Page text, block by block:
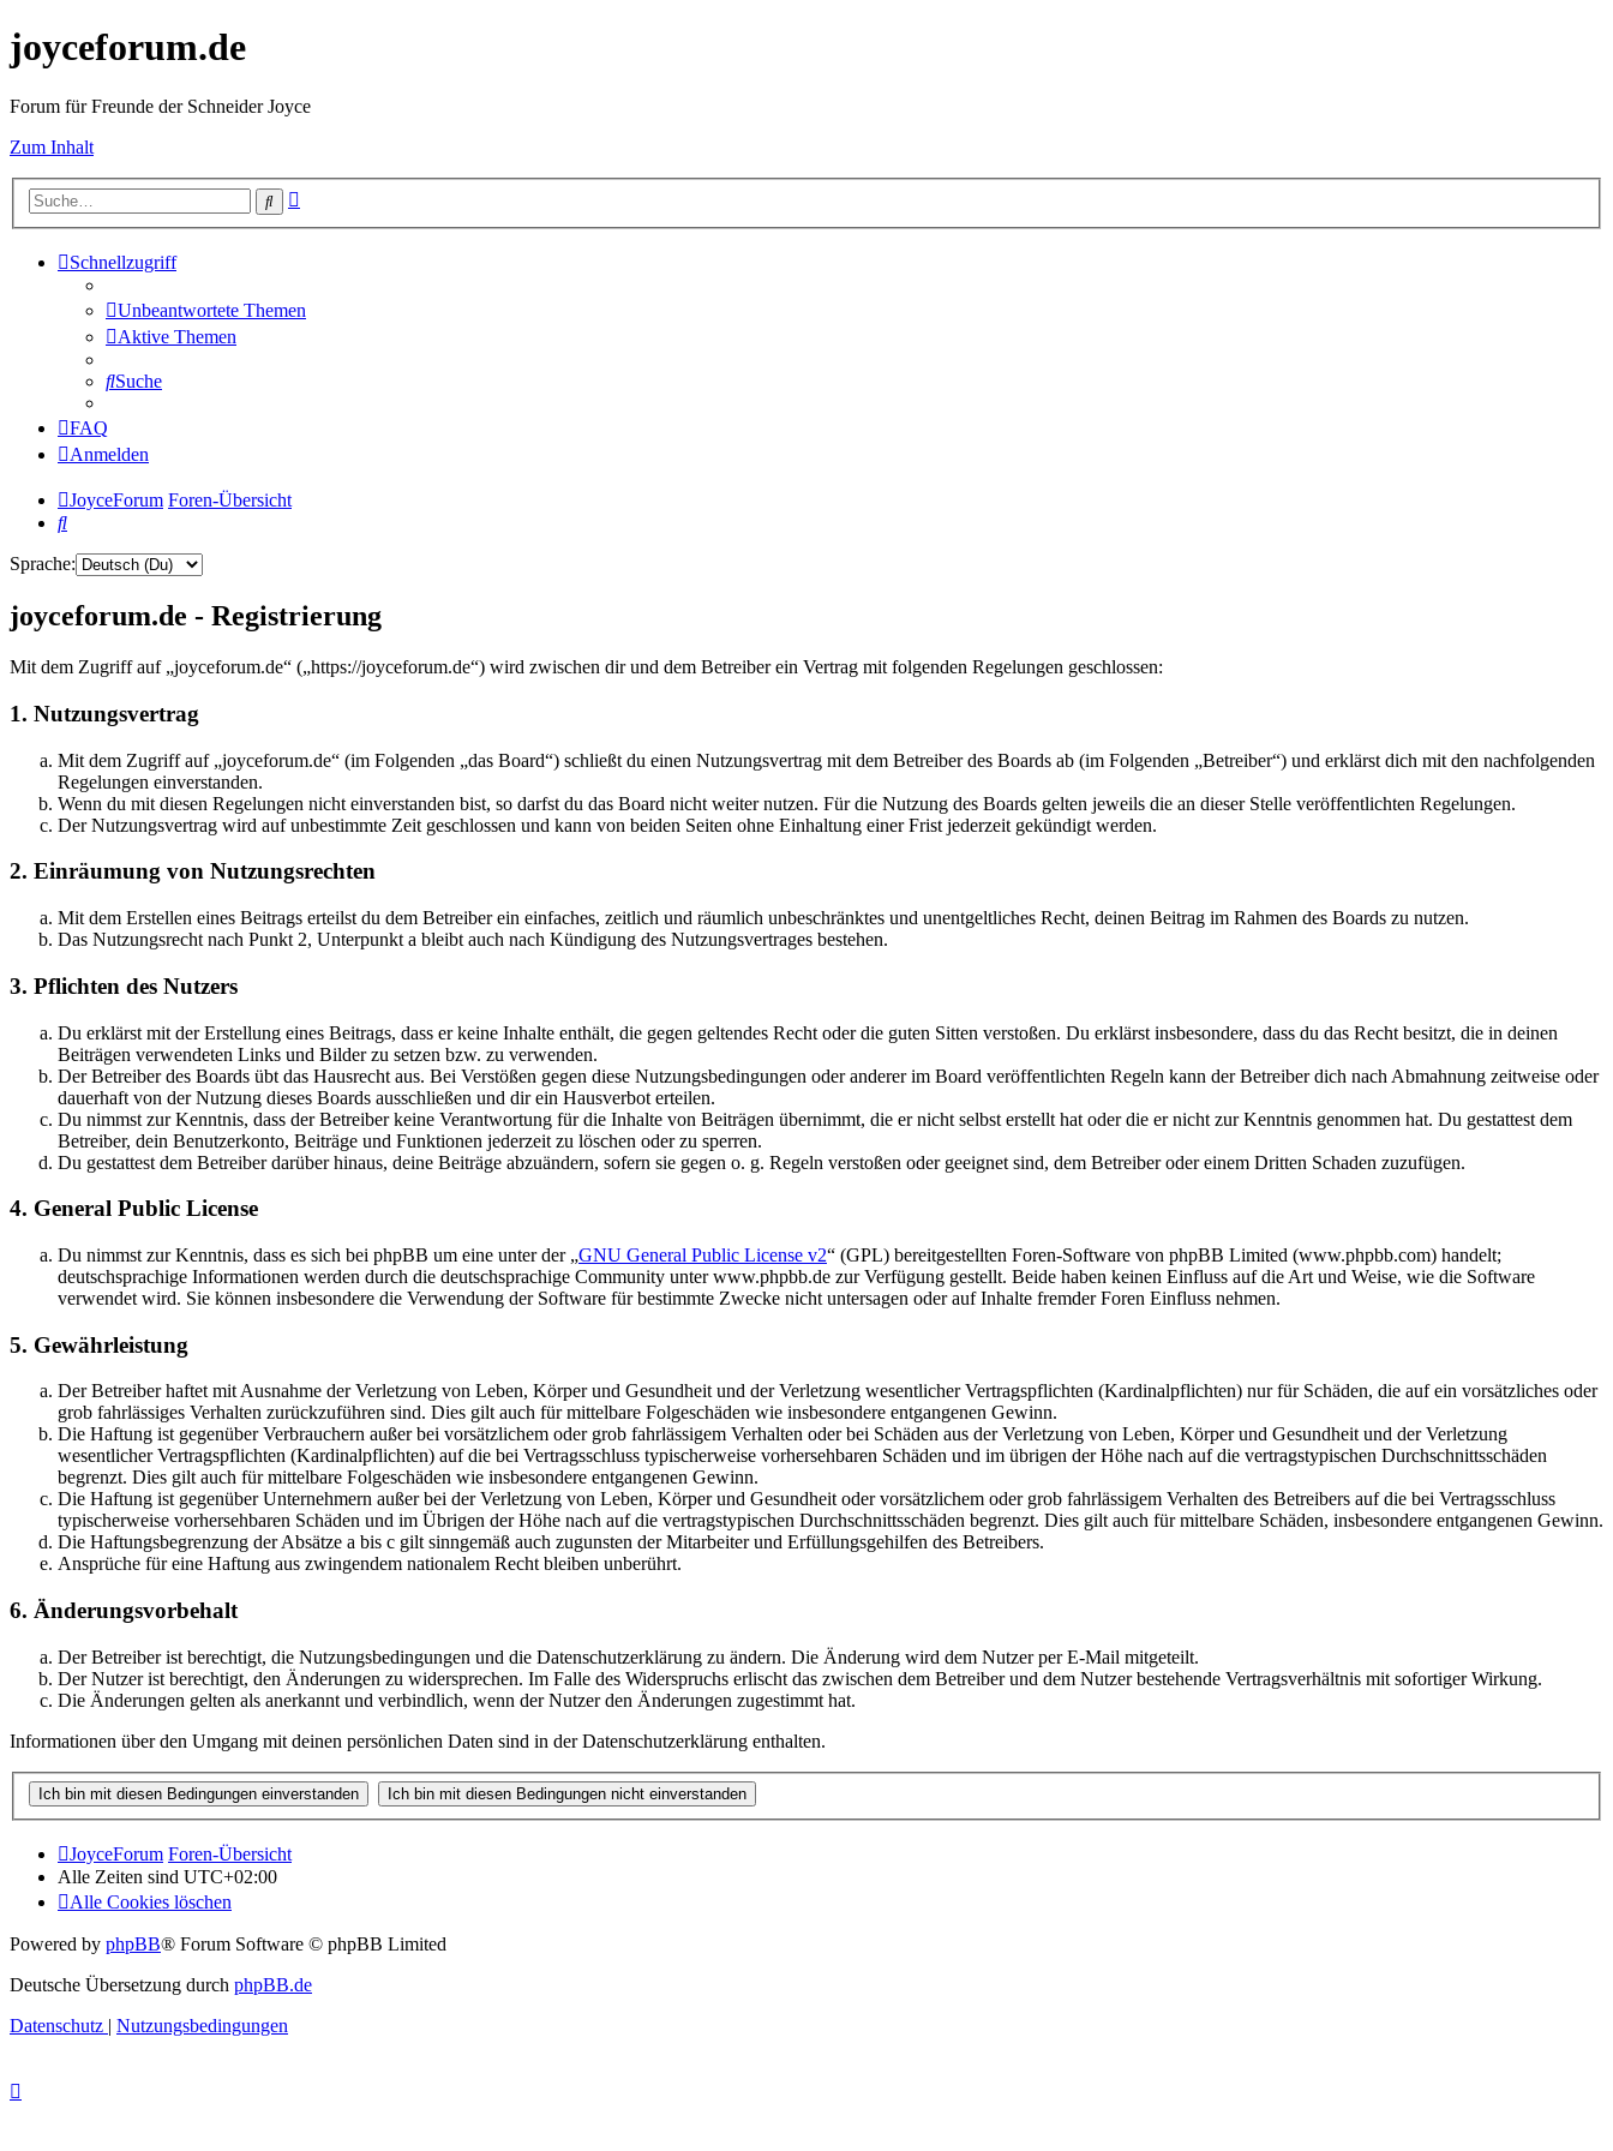
joyceforum.de
Forum für Freunde der Schneider Joyce
Zum Inhalt
Suche
Schnellzugriff
Unbeantwortete Themen
Aktive Themen
Suche
FAQ
Anmelden
JoyceForum Foren-Übersicht
Suche
Sprache:
joyceforum.de - Registrierung
Mit dem Zugriff auf „joyceforum.de“ („https://joyceforum.de“) wird zwischen dir und dem Betreiber ein Vertrag mit folgenden Regelungen geschlossen:
1. Nutzungsvertrag
Mit dem Zugriff auf „joyceforum.de“ (im Folgenden „das Board“) schließt du einen Nutzungsvertrag mit dem Betreiber des Boards ab (im Folgenden „Betreiber“) und erklärst dich mit den nachfolgenden
Regelungen einverstanden.
Wenn du mit diesen Regelungen nicht einverstanden bist, so darfst du das Board nicht weiter nutzen. Für die Nutzung des Boards gelten jeweils die an dieser Stelle veröffentlichten Regelungen.
Der Nutzungsvertrag wird auf unbestimmte Zeit geschlossen und kann von beiden Seiten ohne Einhaltung einer Frist jederzeit gekündigt werden.
2. Einräumung von Nutzungsrechten
Mit dem Erstellen eines Beitrags erteilst du dem Betreiber ein einfaches, zeitlich und räumlich unbeschränktes und unentgeltliches Recht, deinen Beitrag im Rahmen des Boards zu nutzen.
Das Nutzungsrecht nach Punkt 2, Unterpunkt a bleibt auch nach Kündigung des Nutzungsvertrages bestehen.
3. Pflichten des Nutzers
Du erklärst mit der Erstellung eines Beitrags, dass er keine Inhalte enthält, die gegen geltendes Recht oder die guten Sitten verstoßen. Du erklärst insbesondere, dass du das Recht besitzt, die in deinen
Beiträgen verwendeten Links und Bilder zu setzen bzw. zu verwenden.
Der Betreiber des Boards übt das Hausrecht aus. Bei Verstößen gegen diese Nutzungsbedingungen oder anderer im Board veröffentlichten Regeln kann der Betreiber dich nach Abmahnung zeitweise oder
dauerhaft von der Nutzung dieses Boards ausschließen und dir ein Hausverbot erteilen.
Du nimmst zur Kenntnis, dass der Betreiber keine Verantwortung für die Inhalte von Beiträgen übernimmt, die er nicht selbst erstellt hat oder die er nicht zur Kenntnis genommen hat. Du gestattest dem
Betreiber, dein Benutzerkonto, Beiträge und Funktionen jederzeit zu löschen oder zu sperren.
Du gestattest dem Betreiber darüber hinaus, deine Beiträge abzuändern, sofern sie gegen o. g. Regeln verstoßen oder geeignet sind, dem Betreiber oder einem Dritten Schaden zuzufügen.
4. General Public License
Du nimmst zur Kenntnis, dass es sich bei phpBB um eine unter der „GNU General Public License v2“ (GPL) bereitgestellten Foren-Software von phpBB Limited (www.phpbb.com) handelt;
deutschsprachige Informationen werden durch die deutschsprachige Community unter www.phpbb.de zur Verfügung gestellt. Beide haben keinen Einfluss auf die Art und Weise, wie die Software
verwendet wird. Sie können insbesondere die Verwendung der Software für bestimmte Zwecke nicht untersagen oder auf Inhalte fremder Foren Einfluss nehmen.
5. Gewährleistung
Der Betreiber haftet mit Ausnahme der Verletzung von Leben, Körper und Gesundheit und der Verletzung wesentlicher Vertragspflichten (Kardinalpflichten) nur für Schäden, die auf ein vorsätzliches oder
grob fahrlässiges Verhalten zurückzuführen sind. Dies gilt auch für mittelbare Folgeschäden wie insbesondere entgangenen Gewinn.
Die Haftung ist gegenüber Verbrauchern außer bei vorsätzlichem oder grob fahrlässigem Verhalten oder bei Schäden aus der Verletzung von Leben, Körper und Gesundheit und der Verletzung
wesentlicher Vertragspflichten (Kardinalpflichten) auf die bei Vertragsschluss typischerweise vorhersehbaren Schäden und im übrigen der Höhe nach auf die vertragstypischen Durchschnittsschäden
begrenzt. Dies gilt auch für mittelbare Folgeschäden wie insbesondere entgangenen Gewinn.
Die Haftung ist gegenüber Unternehmern außer bei der Verletzung von Leben, Körper und Gesundheit oder vorsätzlichem oder grob fahrlässigem Verhalten des Betreibers auf die bei Vertragsschluss
typischerweise vorhersehbaren Schäden und im Übrigen der Höhe nach auf die vertragstypischen Durchschnittsschäden begrenzt. Dies gilt auch für mittelbare Schäden, insbesondere entgangenen Gewinn.
Die Haftungsbegrenzung der Absätze a bis c gilt sinngemäß auch zugunsten der Mitarbeiter und Erfüllungsgehilfen des Betreibers.
Ansprüche für eine Haftung aus zwingendem nationalem Recht bleiben unberührt.
6. Änderungsvorbehalt
Der Betreiber ist berechtigt, die Nutzungsbedingungen und die Datenschutzerklärung zu ändern. Die Änderung wird dem Nutzer per E-Mail mitgeteilt.
Der Nutzer ist berechtigt, den Änderungen zu widersprechen. Im Falle des Widerspruchs erlischt das zwischen dem Betreiber und dem Nutzer bestehende Vertragsverhältnis mit sofortiger Wirkung.
Die Änderungen gelten als anerkannt und verbindlich, wenn der Nutzer den Änderungen zugestimmt hat.
Informationen über den Umgang mit deinen persönlichen Daten sind in der Datenschutzerklärung enthalten.
JoyceForum Foren-Übersicht
Alle Zeiten sind UTC+02:00
Alle Cookies löschen
Powered by phpBB® Forum Software © phpBB Limited
Deutsche Übersetzung durch phpBB.de
Datenschutz | Nutzungsbedingungen